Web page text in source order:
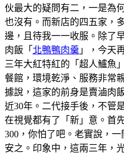
伙最大的疑問有二，一是為
也沒有。而新店的四五家，
邊，且待我一一收服。除了
肉飯「 北鴨鴨肉羹 」，今天
三年大紅特紅的「超人鱸魚
餐館，環境乾淨、服務非常
據說，這家的前身是賣滷肉
近30年。二代接手後，不管
在視覺都有了「新」意。首
300，你怕了吧。老實說，
安之。印象中，這兩三年，